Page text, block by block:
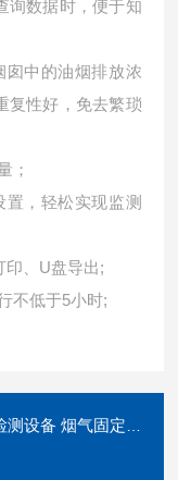
询数据时，便于知
囱中的油烟排放浓
复性好，免去繁琐
；
，轻松实现监测
印、U盘导出;
不低于5小时;
烟气固定流量采样器